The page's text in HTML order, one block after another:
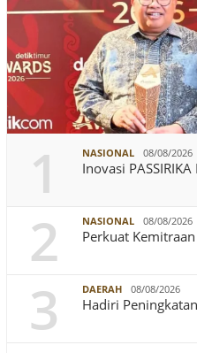
1 NASIONAL 08/08/2026
Inovasi
2 NASIONAL 08/08/2026
Perkuat
3 DAERAH 08/08/2026
Hadiri